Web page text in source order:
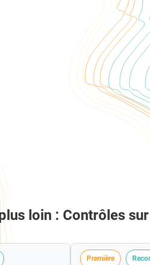
loin : Contrôles
Première